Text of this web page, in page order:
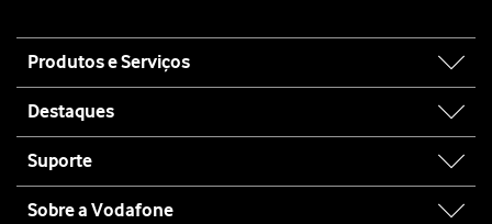
map
Produtos e Serviços
Destaques
Suporte
Sobre a Vodafone